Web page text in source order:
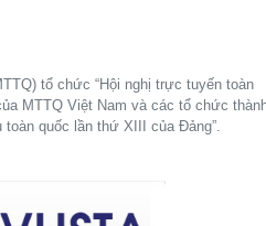
tổ chức “Hội nghị trực tuyến toàn
MTTQ Việt Nam và các tổ chức
quốc lần thứ XIII của Đảng”.